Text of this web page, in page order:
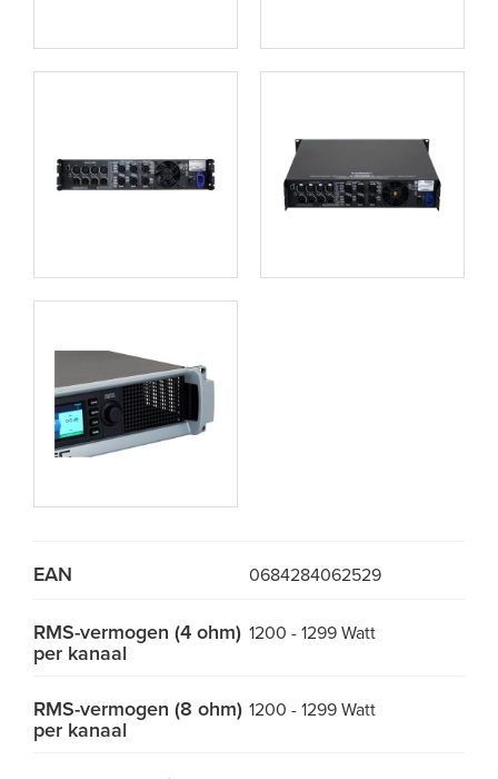
EAN 0684284062529
RMS-vermogen (4 ohm)
per kanaal
1200 - 1299 Watt
RMS-vermogen (8 ohm)
per kanaal
1200 - 1299 Watt